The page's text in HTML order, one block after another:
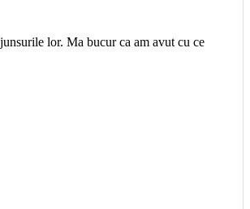
lor. Ma bucur ca am avut cu ce